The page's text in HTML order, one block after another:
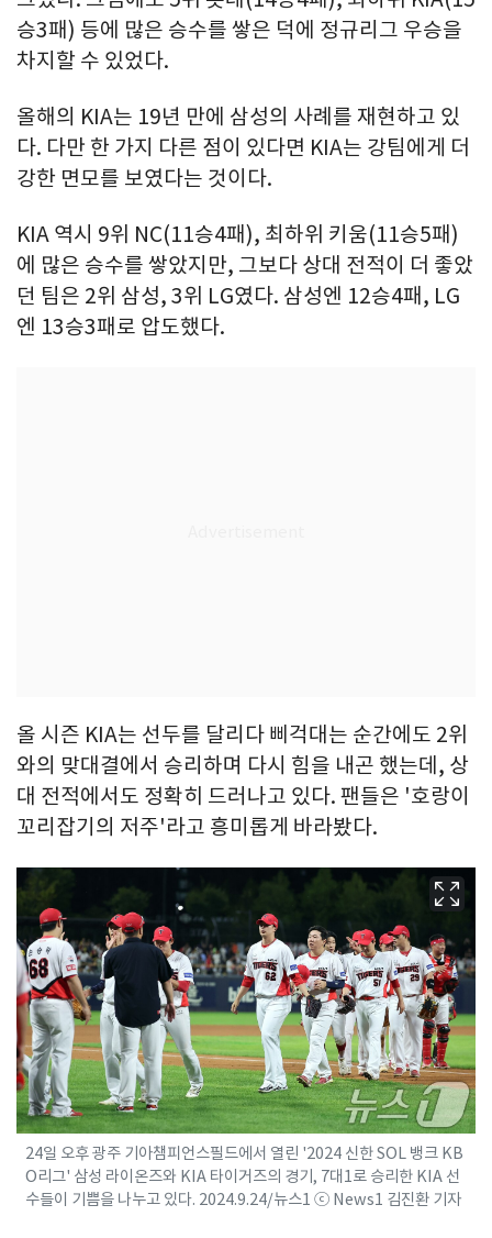
승3패) 등에 많은 승수를 쌓은 덕에 정규리그 우승을
차지할 수 있었다.
올해의 KIA는 19년 만에 삼성의 사례를 재현하고 있
다. 다만 한 가지 다른 점이 있다면 KIA는 강팀에게 더
강한 면모를 보였다는 것이다.
KIA 역시 9위 NC(11승4패), 최하위 키움(11승5패)
에 많은 승수를 쌓았지만, 그보다 상대 전적이 더 좋았
던 팀은 2위 삼성, 3위 LG였다. 삼성엔 12승4패, LG
엔 13승3패로 압도했다.
올 시즌 KIA는 선두를 달리다 삐걱대는 순간에도 2위
와의 맞대결에서 승리하며 다시 힘을 내곤 했는데, 상
대 전적에서도 정확히 드러나고 있다. 팬들은 '호랑이
꼬리잡기의 저주'라고 흥미롭게 바라봤다.
24일 오후 광주 기아챔피언스필드에서 열린 '2024 신한 SOL 뱅크 KB
O리그' 삼성 라이온즈와 KIA 타이거즈의 경기, 7대1로 승리한 KIA 선
수들이 기쁨을 나누고 있다. 2024.9.24/뉴스1 ⓒ News1 김진환 기자